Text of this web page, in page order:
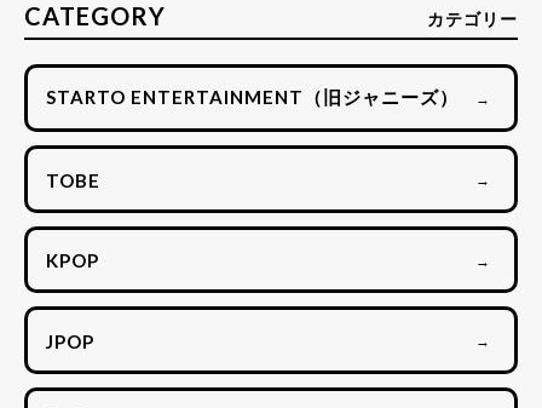
CATEGORY カテゴリー
STARTO ENTERTAINMENT（旧ジャニーズ） →
TOBE →
KPOP →
JPOP →